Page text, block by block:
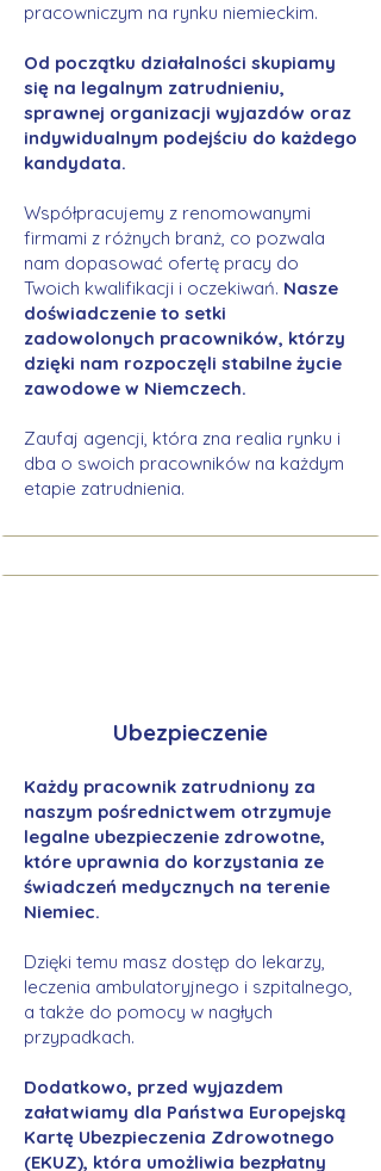
pracowniczym na rynku niemieckim.
Od początku działalności skupiamy
się na legalnym zatrudnieniu,
sprawnej organizacji wyjazdów oraz
indywidualnym podejściu do każdego
kandydata.
Współpracujemy z renomowanymi
firmami z różnych branż, co pozwala
nam dopasować ofertę pracy do
Twoich kwalifikacji i oczekiwań. Nasze
doświadczenie to setki
zadowolonych pracowników, którzy
dzięki nam rozpoczęli stabilne życie
zawodowe w Niemczech.
Zaufaj agencji, która zna realia rynku i
dba o swoich pracowników na każdym
etapie zatrudnienia.
Ubezpieczenie
Każdy pracownik zatrudniony za
naszym pośrednictwem otrzymuje
legalne ubezpieczenie zdrowotne,
które uprawnia do korzystania ze
świadczeń medycznych na terenie
Niemiec.
Dzięki temu masz dostęp do lekarzy,
leczenia ambulatoryjnego i szpitalnego,
a także do pomocy w nagłych
przypadkach.
Dodatkowo, przed wyjazdem
załatwiamy dla Państwa Europejską
Kartę Ubezpieczenia Zdrowotnego
(EKUZ), która umożliwia bezpłatny